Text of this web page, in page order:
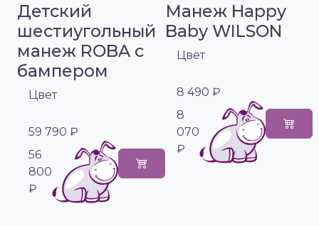
Детский
шестиугольный
манеж ROBA с
бампером
Цвет
59 790 ₽
56
800
₽
Манеж Happy
Baby WILSON
Цвет
8 490 ₽
8
070
₽